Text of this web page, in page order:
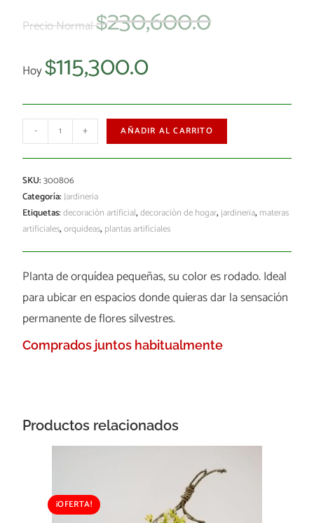
Precio Normal$230,600.0
Hoy$115,300.0
- + AÑADIR AL CARRITO
SKU:300806
Categoría:Jardineria
Etiquetas:decoraciòn artificial,decoraciòn de hogar,jardineria,materas
artificiales,orquideas,plantas artificiales
Planta de orquídea pequeñas, su color es rodado. Ideal
para ubicar en espacios donde quieras dar la sensación
permanente de flores silvestres.
Comprados juntos habitualmente
Productos relacionados
¡OFERTA!